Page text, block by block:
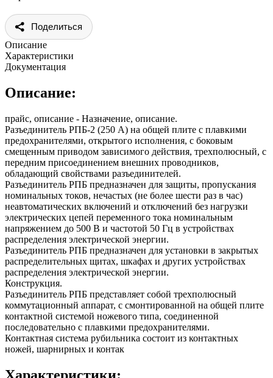
Поделиться
Описание
Характеристики
Документация
Описание:
прайс, описание - Назначение, описание.
Разъединитель РПБ-2 (250 А) на общей плите с плавкими
предохранителями, открытого исполнения, с боковым
смещенным приводом зависимого действия, трехполюсный, с
передним присоединением внешних проводников,
обладающий свойствами разъединителей.
Разъединитель РПБ предназначен для защиты, пропускания
номинальных токов, нечастых (не более шести раз в час)
неавтоматических включений и отключений без нагрузки
электрических цепей переменного тока номинальным
напряжением до 500 В и частотой 50 Гц в устройствах
распределения электрической энергии.
Разъединитель РПБ предназначен для установки в закрытых
распределительных щитах, шкафах и других устройствах
распределения электрической энергии.
Конструкция.
Разъединитель РПБ представляет собой трехполюсный
коммутационный аппарат, с смонтированной на общей плите
контактной системой ножевого типа, соединенной
последовательно с плавкими предохранителями.
Контактная система рубильника состоит из контактных
ножей, шарнирных и контак
Характеристики: